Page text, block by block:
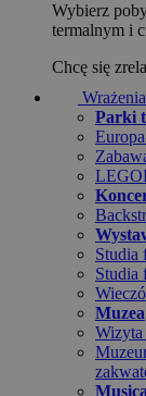
Wybierz
termalnym i
Chcę się
Wrażenia
Parki
Studia
Muzea
Wizyta